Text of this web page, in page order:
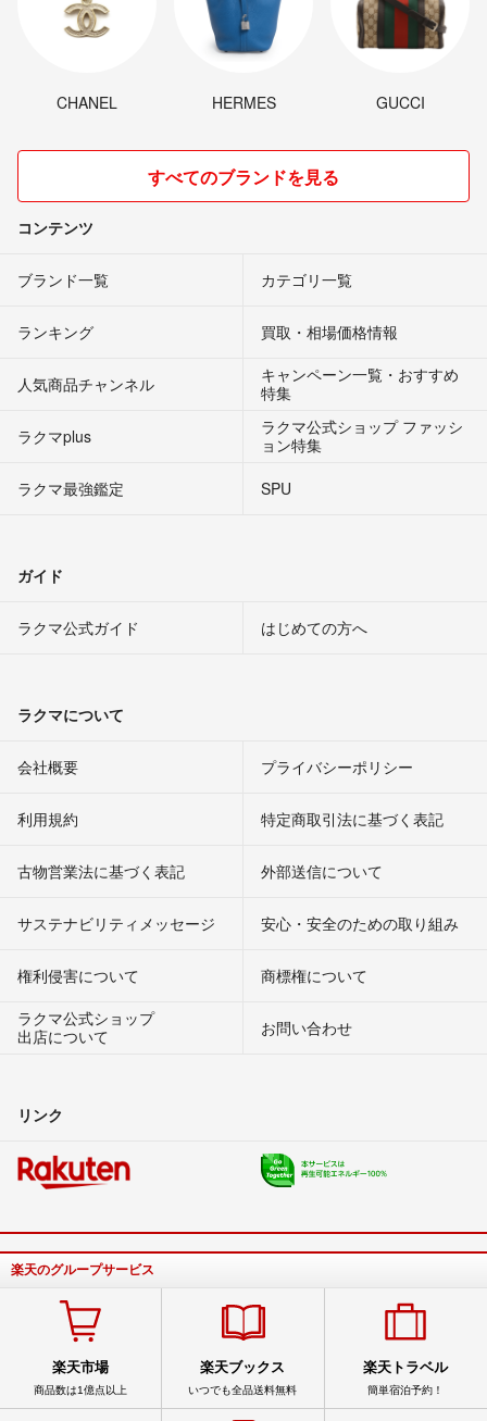
CHANEL HERMES GUCCI
すべてのブランドを見る
コンテンツ
ブランド一覧 カテゴリ一覧
ランキング 買取・相場価格情報
人気商品チャンネル
キャンペーン一覧・おすすめ
特集
ラクマplus
ラクマ公式ショップ ファッシ
ョン特集
ラクマ最強鑑定
SPU
ガイド
ラクマ公式ガイド はじめての方へ
ラクマについて
会社概要 プライバシーポリシー
利用規約 特定商取引法に基づく表記
古物営業法に基づく表記 外部送信について
サステナビリティメッセージ 安心・安全のための取り組み
権利侵害について
商標権について
ラクマ公式ショップ
出店について
お問い合わせ
リンク
楽天のグループサービス
楽天市場
商品数は1億点以上
楽天ブックス
いつでも全品送料無料
楽天トラベル
簡単宿泊予約！